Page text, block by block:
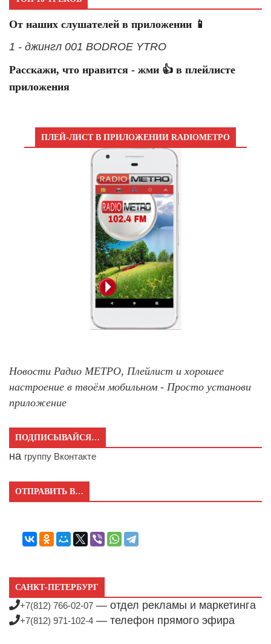
От наших слушателей в приложении 📱
1 - джингл 001 BODROE YTRO
Расскажи, что нравится - жми 👍 в плейлисте
приложения
ПЛЕЙ-ЛИСТ В ПРИЛОЖЕНИИ RADIOМЕТРО
Новости Радио МЕТРО, Плейлист и хорошее
настроение в твоём мобильном - Просто установи
приложение
ПОДПИСЫВАЙСЯ…
на группу Вконтакте
ОТПРАВИТЬ В…
САНКТ-ПЕТЕРБУРГ
+7(812) 766-02-07 — отдел рекламы и маркетинга
+7(812) 971-102-4 — телефон прямого эфира